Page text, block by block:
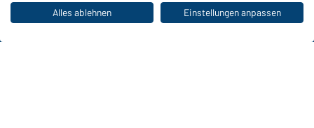
entdecken!
Alles ablehnen Einstellungen anpassen